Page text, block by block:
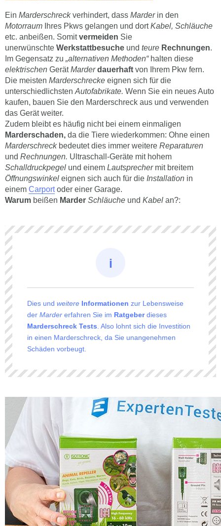
Ein Marderschreckverhindert, dass Marderin den
Motorraum Ihres Pkws gelangen und dortKabel, Schläuche
etc. anbeißen. Somitvermeiden Sie
unerwünschte Werkstattbesuche und teure Rechnungen.
Im Gegensatz zu „alternativen Methoden“halten diese
elektrischen GerätMarder dauerhaft von Ihrem Pkw fern.
Die meisten Marderschrecke eignen sich für die
unterschiedlichsten Autofabrikate. Wenn Sie ein neues Auto
kaufen, bauen Sie den Marderschreck aus und verwenden
das Gerät weiter.
Zudem bleibt es häufig nicht bei einem einmaligen
Marderschaden, da die Tiere wiederkommen: Ohne einen
Marderschreckbedeutet dies immer weitere Reparaturen
und Rechnungen. Ultraschall-Geräte mit hohem
Schalldruckpegel und einem Lautsprechermit breitem
Öffnungswinkel eignen sich auch für die Installation in
einem Carportoder einer Garage.
Warum beißen Marder Schläuche und Kabel an?:
Dies und weitere Informationen zur Lebensweise
der Marder erfahren Sie im Ratgeberdieses
Marderschreck Tests . Also lohnt sich die Investition
in einen Marderschreck, da Sie unangenehmen
Schäden vorbeugt.